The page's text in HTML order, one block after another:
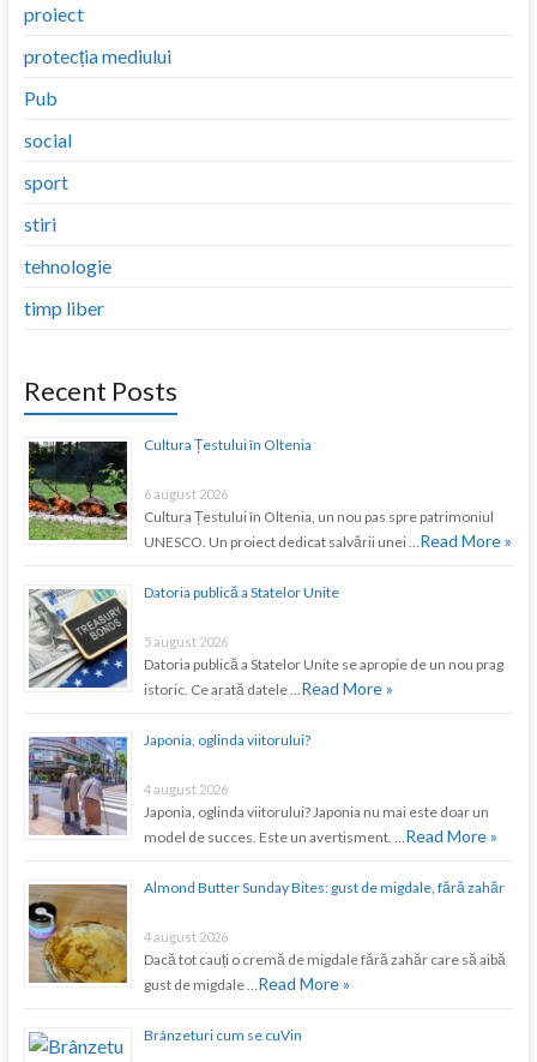
proiect
protecția mediului
Pub
social
sport
stiri
tehnologie
timp liber
Recent Posts
Cultura Țestului în Oltenia
6 august 2026
Cultura Țestului în Oltenia, un nou pas spre patrimoniul
UNESCO. Un proiect dedicat salvării unei … Read More »
Datoria publică a Statelor Unite
5 august 2026
Datoria publică a Statelor Unite se apropie de un nou prag
istoric. Ce arată datele … Read More »
Japonia, oglinda viitorului?
4 august 2026
Japonia, oglinda viitorului? Japonia nu mai este doar un
model de succes. Este un avertisment. … Read More »
Almond Butter Sunday Bites: gust de migdale, fără zahăr
4 august 2026
Dacă tot cauți o cremă de migdale fără zahăr care să aibă
gust de migdale … Read More »
Brânzeturi cum se cuVin